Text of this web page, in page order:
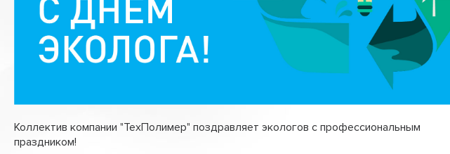
Труба перфорированная ПЭ
Труба ПЭ ГАЗ
Трубы «ТехноКобра»
Cover Up
Коллектив компании "ТехПолимер" поздравляет экологов с профессиональным
праздником!